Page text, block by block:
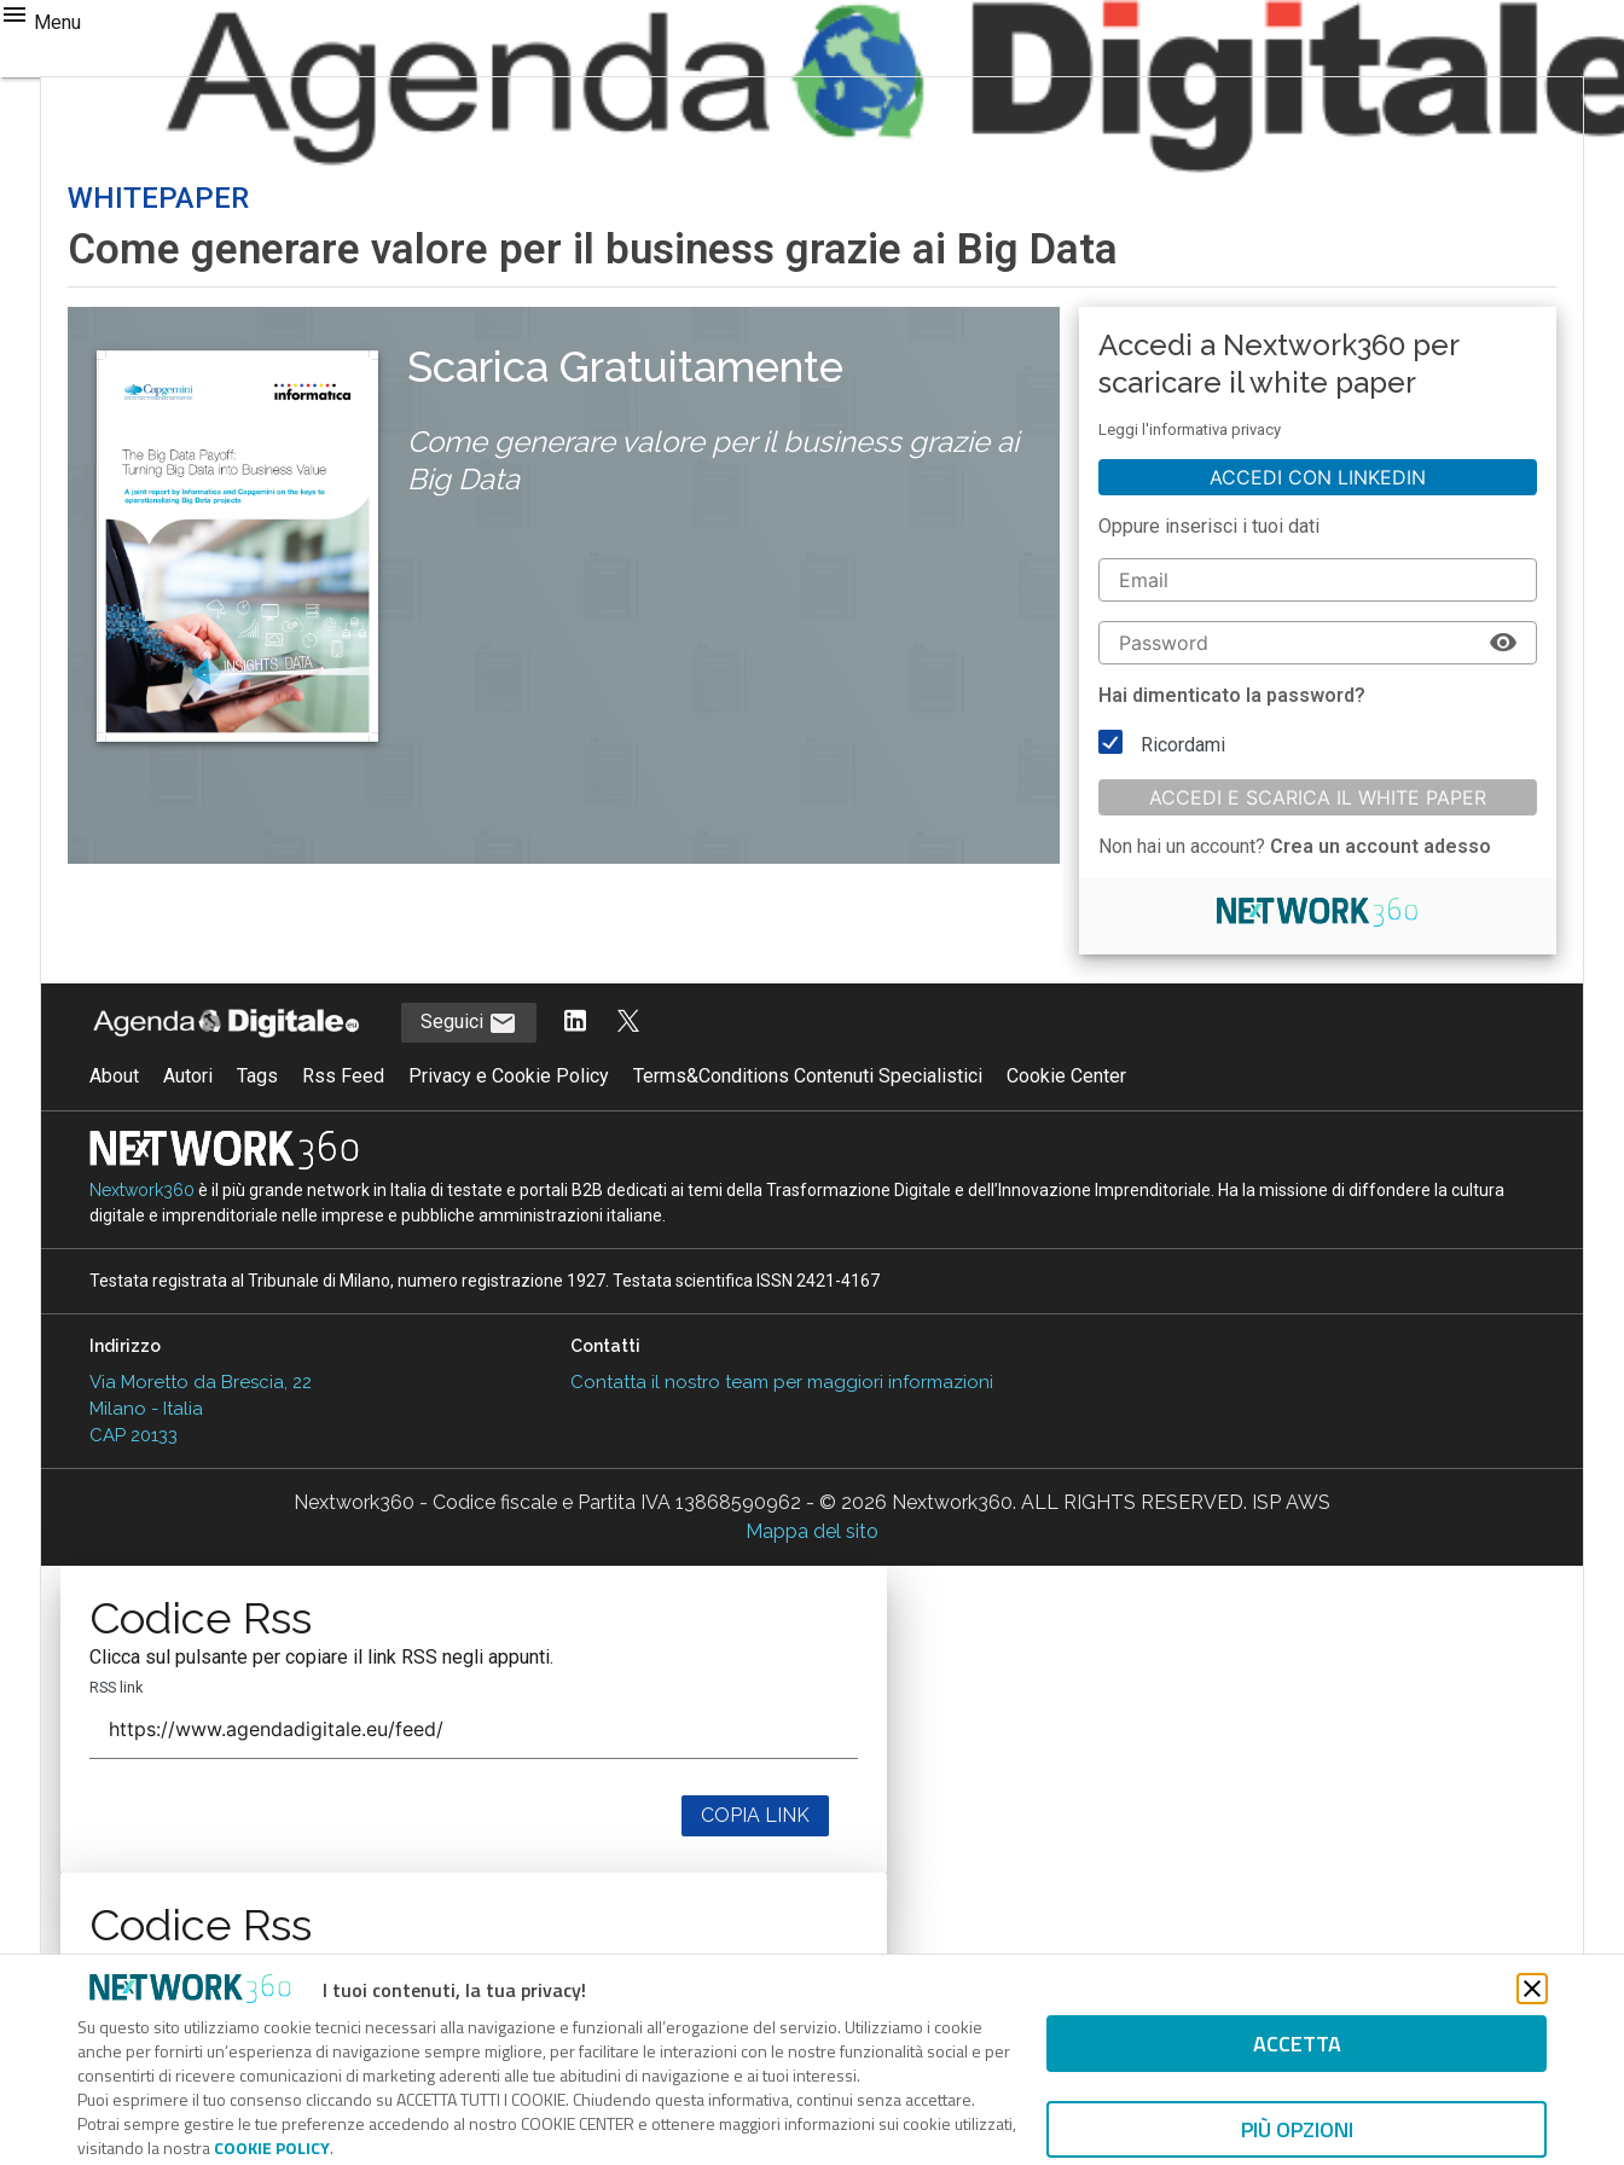
Menu
WHITEPAPER
Come generare valore per il business grazie ai Big Data
Scarica Gratuitamente
Come generare valore per il business grazie ai
Big Data
Accedi a Nextwork360 per
scaricare il white paper
Leggi l'informativa privacy
ACCEDI CON LINKEDIN
Oppure inserisci i tuoi dati
Hai dimenticato la password?
Ricordami
ACCEDI E SCARICA IL WHITE PAPER
Non hai un account? Crea un account adesso
I tuoi contenuti, la tua privacy!
Su questo sito utilizziamo cookie tecnici necessari alla navigazione e funzionali all’erogazione del servizio. Utilizziamo i cookie
anche per fornirti un’esperienza di navigazione sempre migliore, per facilitare le interazioni con le nostre funzionalità social e per
consentirti di ricevere comunicazioni di marketing aderenti alle tue abitudini di navigazione e ai tuoi interessi.
Puoi esprimere il tuo consenso cliccando su ACCETTA TUTTI I COOKIE. Chiudendo questa informativa, continui senza accettare.
Potrai sempre gestire le tue preferenze accedendo al nostro COOKIE CENTER e ottenere maggiori informazioni sui cookie utilizzati,
visitando la nostraCOOKIE POLICY.
ACCETTA
PIÙ OPZIONI
Seguici
About Autori Tags Rss Feed Privacy e Cookie Policy Terms&Conditions Contenuti Specialistici Cookie Center
Nextwork360 è il più grande network in Italia di testate e portali B2B dedicati ai temi della Trasformazione Digitale e dell’Innovazione Imprenditoriale. Ha la missione di diffondere la cultura
digitale e imprenditoriale nelle imprese e pubbliche amministrazioni italiane.
Testata registrata al Tribunale di Milano, numero registrazione 1927. Testata scientifica ISSN 2421-4167
Indirizzo
Via Moretto da Brescia, 22
Milano - Italia
CAP 20133
Contatti
Contatta il nostro team per maggiori informazioni
Nextwork360 - Codice fiscale e Partita IVA 13868590962 - © 2026 Nextwork360. ALL RIGHTS RESERVED. ISP AWS
Mappa del sito
Codice Rss
Clicca sul pulsante per copiare il link RSS negli appunti.
RSS link
COPIA LINK
Codice Rss
RSS link
COPIA LINK